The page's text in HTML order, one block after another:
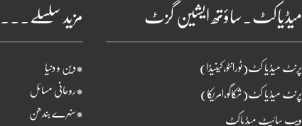
مزید سلسلے۔۔۔
*دین و دنیا
*روحانی مسائل
*سنہرے بندھن
میڈیاکٹ۔ساؤتھ ایشین گزٹ
پرنٹ میڈیا کٹ(ٹورانٹو،کینیڈا)
پرنٹ میڈیا کٹ(شکاگو،امریکا)
ویب سائیٹ میڈیاکٹ